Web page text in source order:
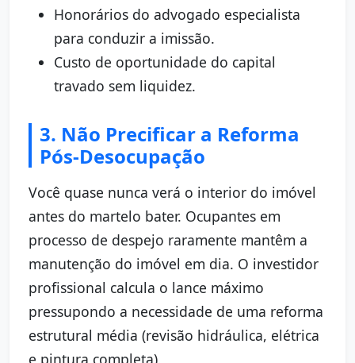
Honorários do advogado especialista
para conduzir a imissão.
Custo de oportunidade do capital
travado sem liquidez.
3. Não Precificar a Reforma
Pós-Desocupação
Você quase nunca verá o interior do imóvel
antes do martelo bater. Ocupantes em
processo de despejo raramente mantêm a
manutenção do imóvel em dia. O investidor
profissional calcula o lance máximo
pressupondo a necessidade de uma reforma
estrutural média (revisão hidráulica, elétrica
e pintura completa).